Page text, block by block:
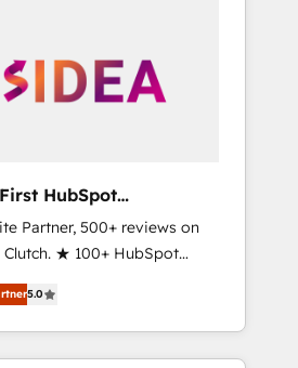
HubSpot
RevOps
Partner, 500+ reviews on
Clutch. ★ 100+ HubSpot
& Trainers across the team
across five
RevOps-led,
★ Company of the
5.0